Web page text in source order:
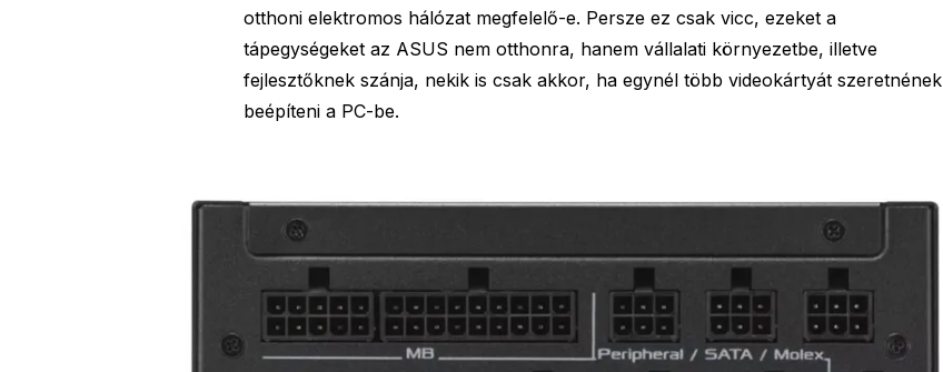
otthoni elektromos hálózat megfelelő-e. Persze ez csak vicc, ezeket a
tápegységeket az ASUS nem otthonra, hanem vállalati környezetbe, illetve
fejlesztőknek szánja, nekik is csak akkor, ha egynél több videokártyát szeretnének
beépíteni a PC-be.